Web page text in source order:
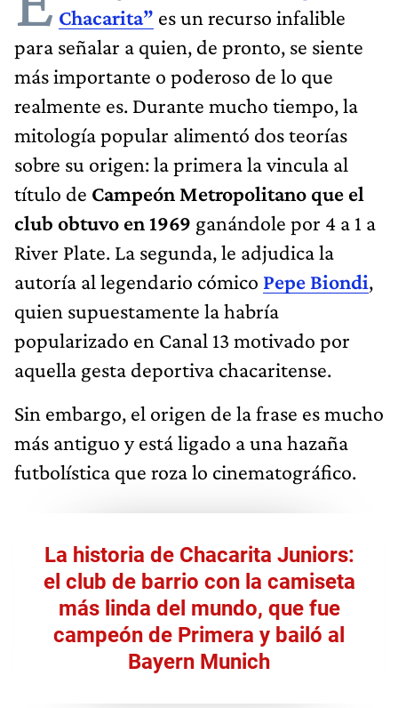
Chacarita” es un recurso infalible
para señalar a quien, de pronto, se siente
más importante o poderoso de lo que
realmente es. Durante mucho tiempo, la
mitología popular alimentó dos teorías
sobre su origen: la primera la vincula al
título de Campeón Metropolitano que el
club obtuvo en 1969 ganándole por 4 a 1 a
River Plate. La segunda, le adjudica la
autoría al legendario cómico Pepe Biondi,
quien supuestamente la habría
popularizado en Canal 13 motivado por
aquella gesta deportiva chacaritense.
Sin embargo, el origen de la frase es mucho
más antiguo y está ligado a una hazaña
futbolística que roza lo cinematográfico.
La historia de Chacarita Juniors:
el club de barrio con la camiseta
más linda del mundo, que fue
campeón de Primera y bailó al
Bayern Munich